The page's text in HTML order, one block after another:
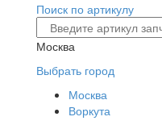
Поиск по артикулу
Москва
Выбрать город
Москва
Воркута